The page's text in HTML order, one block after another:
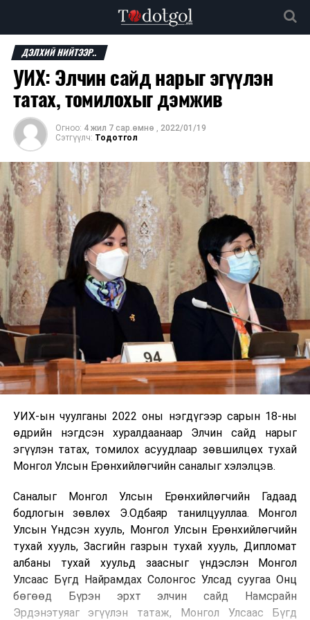
ДЭЛХИЙ НИЙТЭЭР..
УИХ: Элчин сайд нарыг эгүүлэн
татах, томилохыг дэмжив
Огноо: 4 жил 7 сар.өмнө , 2022/01/19
Сэтгүүлч: Тодотгол
УИХ-ын чуулганы 2022 оны нэгдүгээр сарын 18-ны
өдрийн нэгдсэн хуралдаанаар Элчин сайд нарыг
эгүүлэн татах, томилох асуудлаар зөвшилцөх тухай
Монгол Улсын Ерөнхийлөгчийн саналыг хэлэлцэв.
Саналыг Монгол Улсын Ерөнхийлөгчийн Гадаад
бодлогын зөвлөх Э.Одбаяр танилцууллаа. Монгол
Улсын Үндсэн хууль, Монгол Улсын Ерөнхийлөгчийн
тухай хууль, Засгийн газрын тухай хууль, Дипломат
албаны тухай хуульд заасныг үндэслэн Монгол
Улсаас Бүгд Найрамдах Солонгос Улсад суугаа Онц
бөгөөд Бүрэн эрхт элчин сайд Намсрайн
Эрдэнэтуяаг эгүүлэн татаж, Монгол Улсаас Бүгд